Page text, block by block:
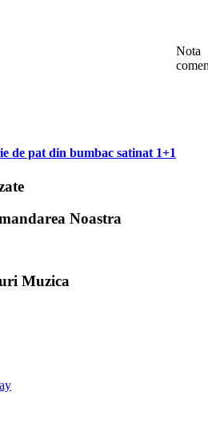
Nota
de pat din bumbac satinat 1+1
Noastra
Muzica